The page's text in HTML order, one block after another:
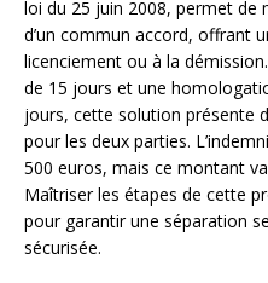
loi du 25 juin 2008, permet
d’un commun accord, offrant
licenciement ou à la
de 15 jours et une
jours, cette solution présente
pour les deux parties.
500 euros, mais ce montant
Maîtriser les étapes de cette
pour garantir une séparation
sécurisée.